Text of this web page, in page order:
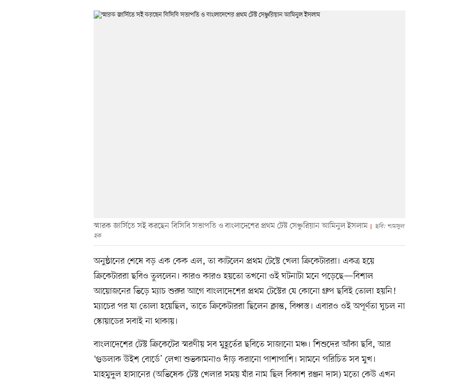
স্মারক জার্সিতে সই করছেন বিসিবি সভাপতি ও বাংলাদেশের প্রথম টেস্ট সেঞ্চুরিয়ান আমিনুল ইসলাম
ছবি: শামসুল
হক
অনুষ্ঠানের শেষে বড় এক কেক এল, তা কাটলেন প্রথম টেস্টে খেলা ক্রিকেটাররা। একত্র হয়ে
ক্রিকেটাররা ছবিও তুললেন। কারও কারও হয়তো তখনো ওই ঘটনাটা মনে পড়েছে—বিশাল
আয়োজনের ভিড়ে ম্যাচ শুরুর আগে বাংলাদেশের প্রথম টেস্টের যে কোনো গ্রুপ ছবিই তোলা হয়নি!
ম্যাচের পর যা তোলা হয়েছিল, তাতে ক্রিকেটাররা ছিলেন ক্লান্ত, বিধ্বস্ত। এবারও ওই অপূর্ণতা ঘুচল না
স্কোয়াডের সবাই না থাকায়।
বাংলাদেশের টেস্ট ক্রিকেটের স্মরণীয় সব মুহূর্তের ছবিতে সাজানো মঞ্চ। শিশুদের আঁকা ছবি, আর
‘গুডলাক উইশ বোর্ডে’ লেখা শুভকামনাও দাঁড় করানো পাশাপাশি। সামনে পরিচিত সব মুখ।
মাহমুদুল হাসানের (অভিষেক টেস্ট খেলার সময় যাঁর নাম ছিল বিকাশ রঞ্জন দাস) মতো কেউ এখন